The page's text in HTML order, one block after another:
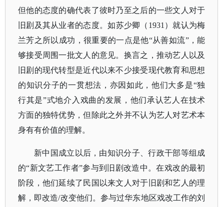
但他的态度的确代表了彼时乃至之后的一些文人对于
旧剧及其从业者的态度。如苏少卿（1931）就认为梅
兰芳之所以成功，很重要的一点是他“从善如流”，能
够接受周围一批文人的意见。换言之，推动艺人以及
旧剧的现代转型是近代以来不少接受现代教育和思想
的知识分子的一贯想法，亦因如此，他们大多是“独
行其是”式地介入戏曲的发展，他们承认艺人在技术
方面的独特优势，但除此之外并不认为艺人对艺术本
身有有价值的理解。
新中国成立以后，由知识分子、行政干部等组成
的“新文艺工作者”参与到旧剧改造中。在戏改的最初
阶段，他们延续了民国以来文人对于旧剧和艺人的理
解，即改造/改变他们。参与过华东地区戏改工作的刘